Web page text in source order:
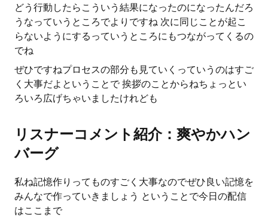
どう行動したらこういう結果になったのになったんだろ
うなっていうところでよりですね 次に同じことが起こ
らないようにするっていうところにもつながってくるの
でね
ぜひですねプロセスの部分も見ていくっていうのはすご
く大事だよということで 挨拶のことからねちょっとい
ろいろ広げちゃいましたけれども
リスナーコメント紹介：爽やかハン
バーグ
私ね記憶作りってものすごく大事なのでぜひ良い記憶を
みんなで作っていきましょう ということで今日の配信
はここまで